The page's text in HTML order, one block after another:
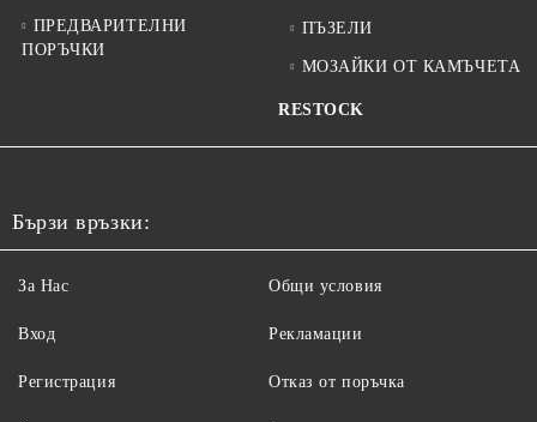
ПРЕДВАРИТЕЛНИ
ПОРЪЧКИ
ПЪЗЕЛИ
МОЗАЙКИ ОТ КАМЪЧЕТА
RESTOCK
Бързи връзки:
За Нас
Вход
Регистрация
Общи условия
Рекламации
Отказ от поръчка